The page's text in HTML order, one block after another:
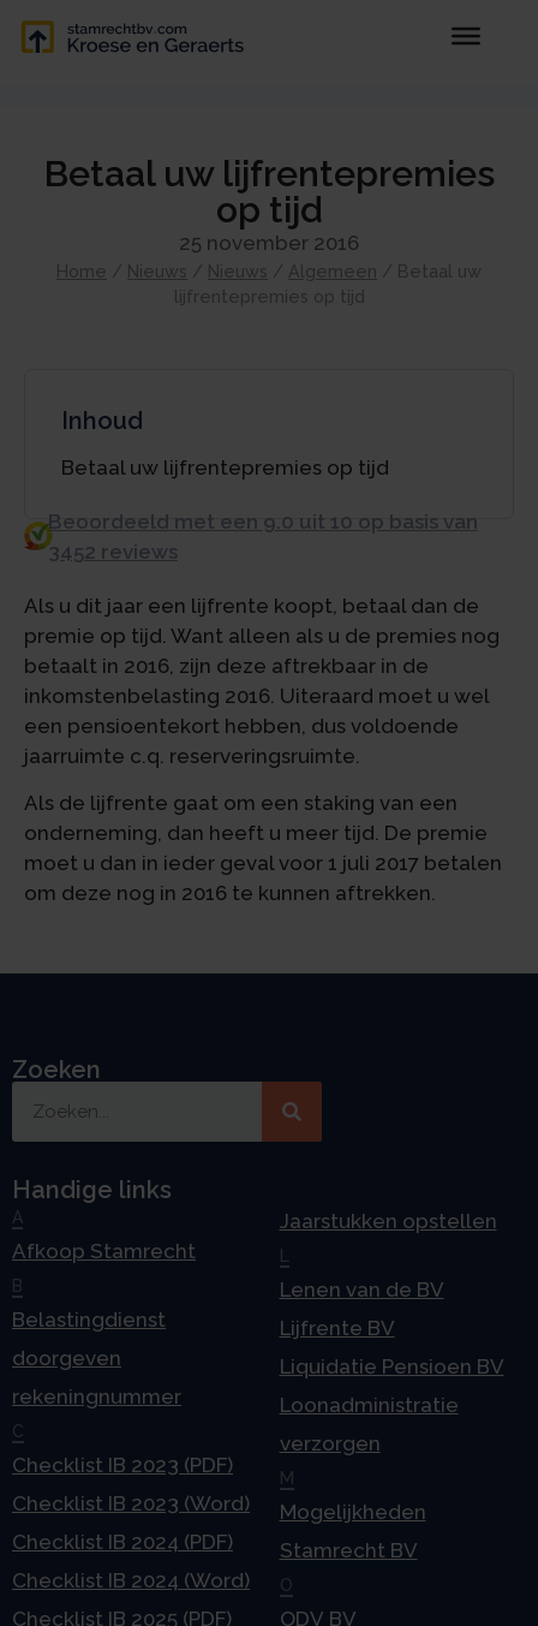
Betaal uw lijfrentepremies
op tijd
25 november 2016
Home / Nieuws / Nieuws / Algemeen / Betaal uw
lijfrentepremies op tijd
Inhoud
Betaal uw lijfrentepremies op tijd
Beoordeeld met een 9.0 uit 10 op basis van
3452 reviews
Als u dit jaar een lijfrente koopt, betaal dan de
premie op tijd. Want alleen als u de premies nog
betaalt in 2016, zijn deze aftrekbaar in de
inkomstenbelasting 2016. Uiteraard moet u wel
een pensioentekort hebben, dus voldoende
jaarruimte c.q. reserveringsruimte.
Als de lijfrente gaat om een staking van een
onderneming, dan heeft u meer tijd. De premie
moet u dan in ieder geval voor 1 juli 2017 betalen
om deze nog in 2016 te kunnen aftrekken.
Zoeken
Handige links
A
Afkoop Stamrecht
B
Belastingdienst
doorgeven
rekeningnummer
C
Checklist IB 2023 (PDF)
Checklist IB 2023 (Word)
Checklist IB 2024 (PDF)
Checklist IB 2024 (Word)
Checklist IB 2025 (PDF)
Jaarstukken opstellen
L
Lenen van de BV
Lijfrente BV
Liquidatie Pensioen BV
Loonadministratie
verzorgen
M
Mogelijkheden
Stamrecht BV
O
ODV BV